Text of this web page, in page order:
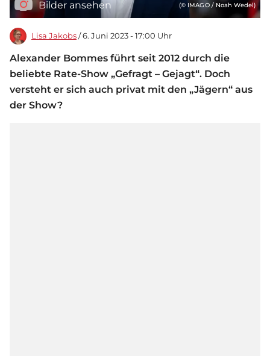
Bilder ansehen (© IMAGO / Noah Wedel)
Lisa Jakobs / 6. Juni 2023 - 17:00 Uhr
Alexander Bommes führt seit 2012 durch die
beliebte Rate-Show „Gefragt – Gejagt“. Doch
versteht er sich auch privat mit den „Jägern“ aus
der Show?